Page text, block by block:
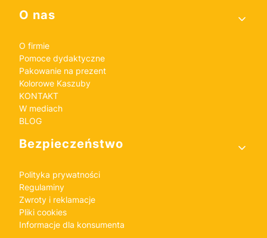
Linki w stopce
O nas
O firmie
Pomoce dydaktyczne
Pakowanie na prezent
Kolorowe Kaszuby
KONTAKT
W mediach
BLOG
Bezpieczeństwo
Polityka prywatności
Regulaminy
Zwroty i reklamacje
Pliki cookies
Informacje dla konsumenta